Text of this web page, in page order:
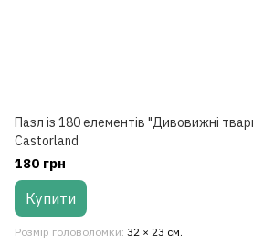
Пазл із 180 елементів "Дивовижні
Castorland
180 грн
Купити
Розмір головоломки 32 × 23 см.